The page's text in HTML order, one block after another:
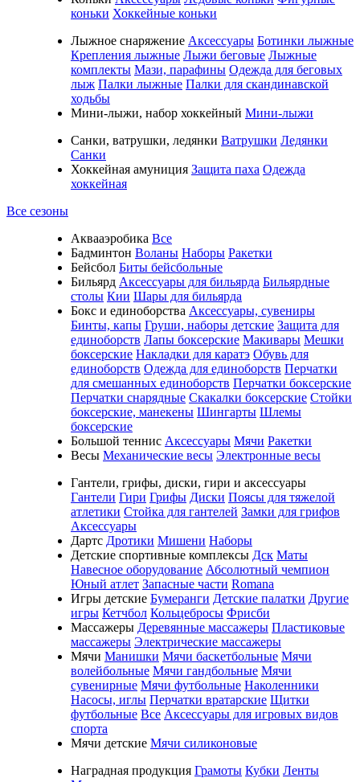
коньки Хоккейные коньки
Лыжное снаряжение Аксессуары Ботинки лыжные
Крепления лыжные Лыжи беговые Лыжные
комплекты Мази, парафины Одежда для беговых
лыж Палки лыжные Палки для скандинавской
ходьбы
Мини-лыжи, набор хоккейный Мини-лыжи
Санки, ватрушки, ледянки Ватрушки Ледянки
Санки
Хоккейная амуниция Защита паха Одежда
хоккейная
Все сезоны
Аквааэробика Все
Бадминтон Воланы Наборы Ракетки
Бейсбол Биты бейсбольные
Бильярд Аксессуары для бильярда Бильярдные
столы Кии Шары для бильярда
Бокс и единоборства Аксессуары, сувениры
Бинты, капы Груши, наборы детские Защита для
единоборств Лапы боксерские Макивары Мешки
боксерские Накладки для каратэ Обувь для
единоборств Одежда для единоборств Перчатки
для смешанных единоборств Перчатки боксерские
Перчатки снарядные Скакалки боксерские Стойки
боксерские, манекены Шингарты Шлемы
боксерские
Большой теннис Аксессуары Мячи Ракетки
Весы Механические весы Электронные весы
Гантели, грифы, диски, гири и аксессуары
Гантели Гири Грифы Диски Поясы для тяжелой
атлетики Стойка для гантелей Замки для грифов
Аксессуары
Дартс Дротики Мишени Наборы
Детские спортивные комплексы Дск Маты
Навесное оборудование Абсолютный чемпион
Юный атлет Запасные части Romana
Игры детские Бумеранги Детские палатки Другие
игры Кетчбол Кольцебросы Фрисби
Массажеры Деревянные массажеры Пластиковые
массажеры Электрические массажеры
Мячи Манишки Мячи баскетбольные Мячи
волейбольные Мячи гандбольные Мячи
сувенирные Мячи футбольные Наколенники
Насосы, иглы Перчатки вратарские Щитки
футбольные Все Аксессуары для игровых видов
спорта
Мячи детские Мячи силиконовые
Наградная продукция Грамоты Кубки Ленты